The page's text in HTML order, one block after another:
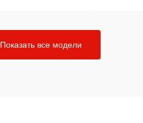
Показать все модели